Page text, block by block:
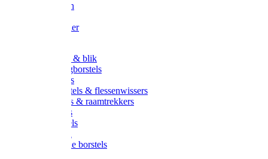
Afdekfoliën
Schuurpapier
Handveger & blik
Voetenveegborstels
Handvegers
Afwasborstels & flessenwissers
Wasborstels & raamtrekkers
Tonborstels
Werkborstels
Hygienische borstels